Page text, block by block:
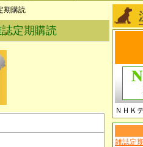
期購読
定期購読
ＮＨＫ
雑誌定